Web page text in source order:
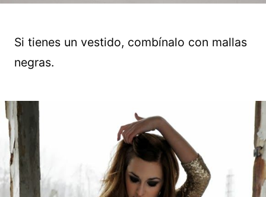
Si tienes un vestido, combínalo con mallas
negras.